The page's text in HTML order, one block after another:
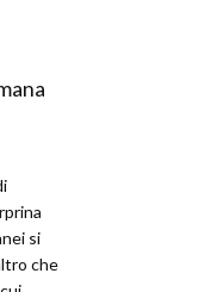
si
che